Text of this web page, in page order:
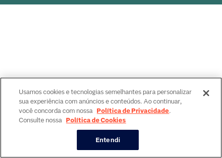
Usamos cookies e tecnologias semelhantes para personalizar
sua experiência com anúncios e conteúdos. Ao continuar,
você concorda com nossa Política de Privacidade.
Consulte nossa Política de Cookies
Entendi